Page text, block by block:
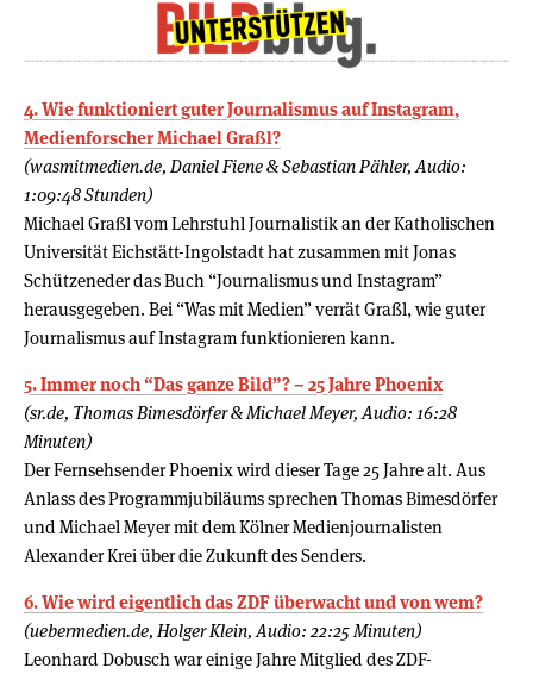
4. Wie funktioniert guter Journalismus auf Instagram,
Medienforscher Michael Graßl?
(wasmitmedien.de, Daniel Fiene & Sebastian Pähler, Audio:
1:09:48 Stunden)
Michael Graßl vom Lehrstuhl Journalistik an der Katholischen
Universität Eichstätt-Ingolstadt hat zusammen mit Jonas
Schützeneder das Buch “Journalismus und Instagram”
herausgegeben. Bei “Was mit Medien” verrät Graßl, wie guter
Journalismus auf Instagram funktionieren kann.
5. Immer noch “Das ganze Bild”? – 25 Jahre Phoenix
(sr.de, Thomas Bimesdörfer & Michael Meyer, Audio: 16:28
Minuten)
Der Fernsehsender Phoenix wird dieser Tage 25 Jahre alt. Aus
Anlass des Programmjubiläums sprechen Thomas Bimesdörfer
und Michael Meyer mit dem Kölner Medienjournalisten
Alexander Krei über die Zukunft des Senders.
6. Wie wird eigentlich das ZDF überwacht und von wem?
(uebermedien.de, Holger Klein, Audio: 22:25 Minuten)
Leonhard Dobusch war einige Jahre Mitglied des ZDF-